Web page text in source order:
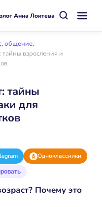
Анна Локтева
общение,
взросления и
тайны
для
Одноклассники
Почему это